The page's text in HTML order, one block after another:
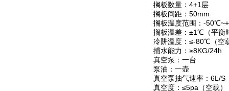
搁板数量：4+1层
搁板间距：50mm
搁板温度范围：-
搁板温差：±1℃（平衡
冷阱温度：≤-80℃（空
捕水能力：≥8KG/24h
真空泵：一台
泵油：一壶
真空泵抽气速率：6L/S
真空度：≤5pa（空载）